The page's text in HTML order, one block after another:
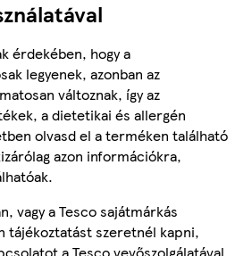
érdekében, hogy a
legyenek, azonban az
változnak, így az
a dietetikai és allergén
olvasd el a terméken található
azon információkra,
vagy a Tesco sajátmárkás
tájékoztatást szeretnél kapni,